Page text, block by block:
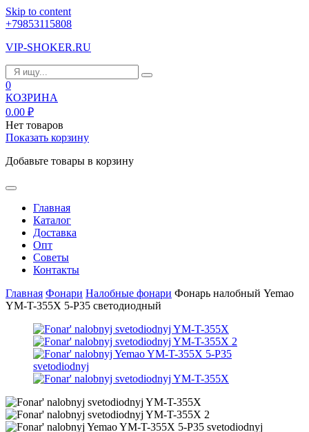
Skip to content
+79853115808
VIP-SHOKER.RU
0
КОЗРИНА
0.00 ₽
Нет товаров
Показать корзину
Добавьте товары в корзину
Главная
Каталог
Доставка
Опт
Советы
Контакты
Главная Фонари Налобные фонари Фонарь налобный Yemao
YM-T-355X 5-P35 светодиодный